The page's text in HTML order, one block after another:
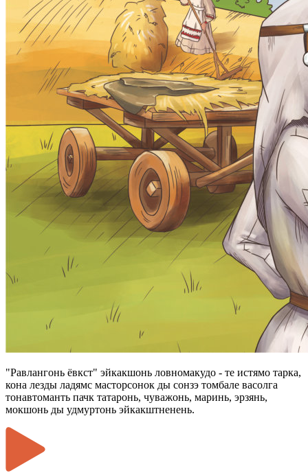
"Равлангонь ёвкст" эйкакшонь ловномакудо - те истямо тарка,
кона лезды ладямс масторсонок ды сонзэ томбале васолга
тонавтоманть пачк татаронь, чуважонь, маринь, эрзянь,
мокшонь ды удмуртонь эйкакштненень.